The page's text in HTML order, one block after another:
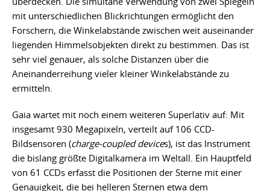
mit unterschiedlichen Blickrichtungen ermöglicht den
Forschern, die Winkelabstände zwischen weit auseinander
liegenden Himmelsobjekten direkt zu bestimmen. Das ist
sehr viel genauer, als solche Distanzen über die
Aneinanderreihung vieler kleiner Winkelabstände zu
ermitteln.
Gaia wartet mit noch einem weiteren Superlativ auf: Mit
insgesamt 930 Megapixeln, verteilt auf 106 CCD-
Bildsensoren (charge-coupled devices), ist das Instrument
die bislang größte Digitalkamera im Weltall. Ein Hauptfeld
von 61 CCDs erfasst die Positionen der Sterne mit einer
Genauigkeit, die bei helleren Sternen etwa dem